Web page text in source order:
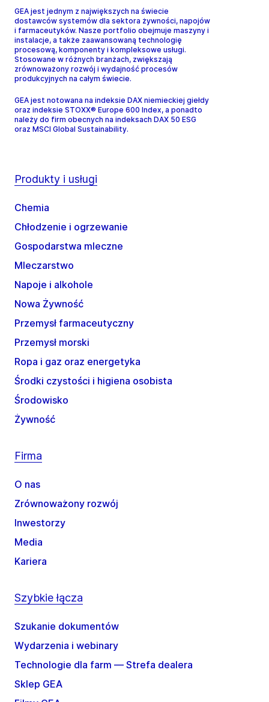
GEA jest jednym z największych na świecie
dostawców systemów dla sektora żywności, napojów
i farmaceutyków. Nasze portfolio obejmuje maszyny i
instalacje, a także zaawansowaną technologię
procesową, komponenty i kompleksowe usługi.
Stosowane w różnych branżach, zwiększają
zrównoważony rozwój i wydajność procesów
produkcyjnych na całym świecie.
GEA jest notowana na indeksie DAX niemieckiej giełdy
oraz indeksie STOXX® Europe 600 Index, a ponadto
należy do firm obecnych na indeksach DAX 50 ESG
oraz MSCI Global Sustainability.
Produkty i usługi
Chemia
Chłodzenie i ogrzewanie
Gospodarstwa mleczne
Mleczarstwo
Napoje i alkohole
Nowa Żywność
Przemysł farmaceutyczny
Przemysł morski
Ropa i gaz oraz energetyka
Środki czystości i higiena osobista
Środowisko
Żywność
Firma
O nas
Zrównoważony rozwój
Inwestorzy
Media
Kariera
Szybkie łącza
Szukanie dokumentów
Wydarzenia i webinary
Technologie dla farm — Strefa dealera
Sklep GEA